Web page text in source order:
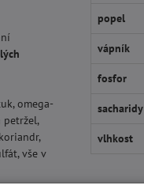
omega-
petržel,
vše v
popel
vápník
fosfor
sacharidy
vlhkost